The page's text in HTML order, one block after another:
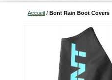
Accueil / Bont Rain Boot Covers